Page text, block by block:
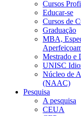
Cursos
Educar-se
Cursos de
Graduação
MBA,
Mestrado e
UNISC
Núcleo de
(NAAC)
Pesquisa
A pesquisa
CEUA